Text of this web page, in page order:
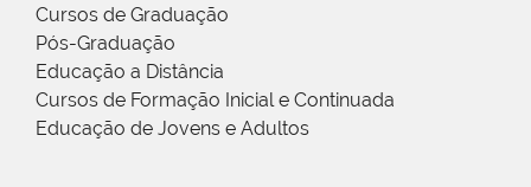
Cursos de Graduação
Pós-Graduação
Educação a Distância
Cursos de Formação Inicial e Continuada
Educação de Jovens e Adultos